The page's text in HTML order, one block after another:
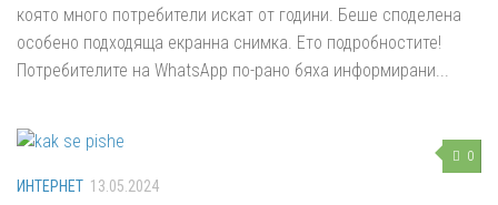
която много потребители искат от години. Беше споделена
особено подходяща екранна снимка. Ето подробностите!
Потребителите на WhatsApp по-рано бяха информирани...
0
ИНТЕРНЕТ 13.05.2024